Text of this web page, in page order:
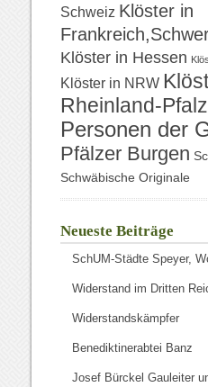
Schweiz Klöster in
Klöster in Hessen
Klöster in NRW
Rheinland-Pfalz
Personen der
Pfälzer Burgen
Schwäbische Originale
Neueste Beiträge
SchUM-Städte Speyer,
Widerstand im Dritten
Widerstandskämpfer
Benediktinerabtei Banz
Josef Bürckel Gauleiter